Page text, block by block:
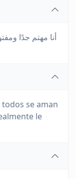
أنا مهتم جدًا
se aman
le